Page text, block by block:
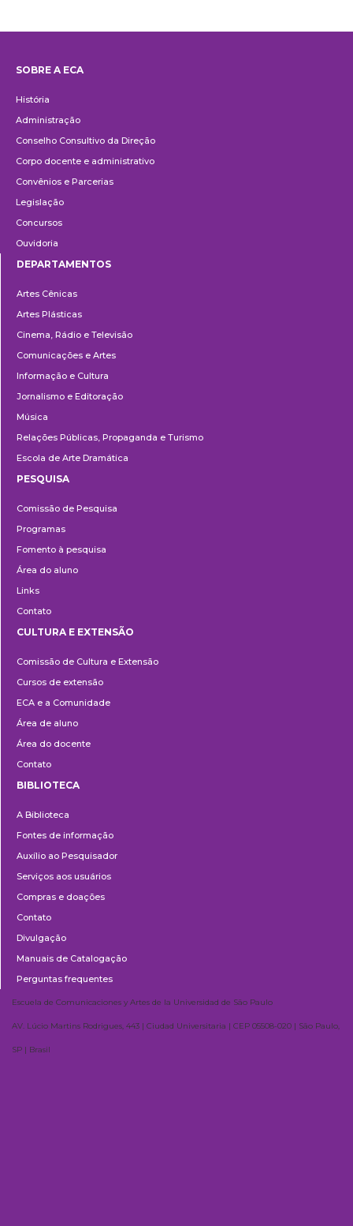
SOBRE A ECA
História
Administração
Conselho Consultivo da Direção
Corpo docente e administrativo
Convênios e Parcerias
Legislação
Concursos
Ouvidoria
DEPARTAMENTOS
Artes Cênicas
Artes Plásticas
Cinema, Rádio e Televisão
Comunicações e Artes
Informação e Cultura
Jornalismo e Editoração
Música
Relações Públicas, Propaganda e Turismo
Escola de Arte Dramática
PESQUISA
Comissão de Pesquisa
Programas
Fomento à pesquisa
Área do aluno
Links
Contato
e
Extensão
CULTURA E EXTENSÃO
Comissão de Cultura e Extensão
Cursos de extensão
ECA e a Comunidade
Área de aluno
Área do docente
Contato
BIBLIOTECA
A Biblioteca
Fontes de informação
Auxílio ao Pesquisador
Serviços aos usuários
Compras e doações
Contato
Divulgação
Manuais de Catalogação
Perguntas frequentes
Escuela de Comunicaciones y Artes de la Universidad de São Paulo
AV. Lúcio Martins Rodrigues, 443 | Ciudad Universitaria | CEP 05508-020 | São Paulo,
SP | Brasil